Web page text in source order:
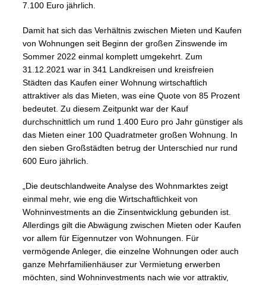
7.100 Euro jährlich.
Damit hat sich das Verhältnis zwischen Mieten und Kaufen
von Wohnungen seit Beginn der großen Zinswende im
Sommer 2022 einmal komplett umgekehrt. Zum
31.12.2021 war in 341 Landkreisen und kreisfreien
Städten das Kaufen einer Wohnung wirtschaftlich
attraktiver als das Mieten, was eine Quote von 85 Prozent
bedeutet. Zu diesem Zeitpunkt war der Kauf
durchschnittlich um rund 1.400 Euro pro Jahr günstiger als
das Mieten einer 100 Quadratmeter großen Wohnung. In
den sieben Großstädten betrug der Unterschied nur rund
600 Euro jährlich.
„Die deutschlandweite Analyse des Wohnmarktes zeigt
einmal mehr, wie eng die Wirtschaftlichkeit von
Wohninvestments an die Zinsentwicklung gebunden ist.
Allerdings gilt die Abwägung zwischen Mieten oder Kaufen
vor allem für Eigennutzer von Wohnungen. Für
vermögende Anleger, die einzelne Wohnungen oder auch
ganze Mehrfamilienhäuser zur Vermietung erwerben
möchten, sind Wohninvestments nach wie vor attraktiv,